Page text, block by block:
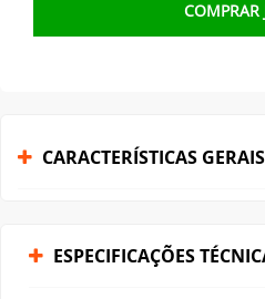
COMPRAR
CARACTERÍSTICAS GERAIS
ESPECIFICAÇÕES